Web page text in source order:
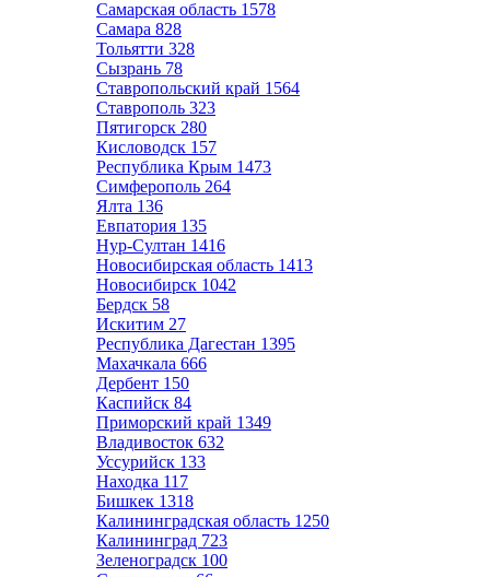
Самарская область 1578
Самара 828
Тольятти 328
Сызрань 78
Ставропольский край 1564
Ставрополь 323
Пятигорск 280
Кисловодск 157
Республика Крым 1473
Симферополь 264
Ялта 136
Евпатория 135
Нур-Султан 1416
Новосибирская область 1413
Новосибирск 1042
Бердск 58
Искитим 27
Республика Дагестан 1395
Махачкала 666
Дербент 150
Каспийск 84
Приморский край 1349
Владивосток 632
Уссурийск 133
Находка 117
Бишкек 1318
Калининградская область 1250
Калининград 723
Зеленоградск 100